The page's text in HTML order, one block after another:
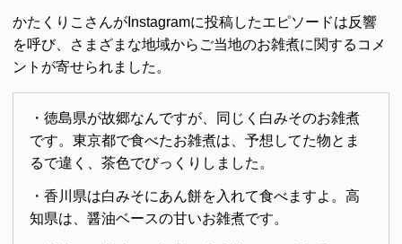
かたくりこさんがInstagramに投稿したエピソードは反響
を呼び、さまざまな地域からご当地のお雑煮に関するコメ
ントが寄せられました。
・徳島県が故郷なんですが、同じく白みそのお雑煮
です。東京都で食べたお雑煮は、予想してた物とま
るで違く、茶色でびっくりしました。
・香川県は白みそにあん餅を入れて食べますよ。高
知県は、醤油ベースの甘いお雑煮です。